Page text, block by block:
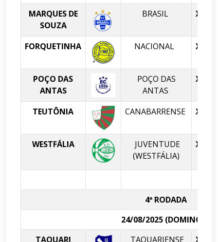
MARQUES DE
SOUZA
BRASIL X
FORQUETINHA NACIONAL X
POÇO DAS
ANTAS
POÇO DAS
ANTAS
X
TEUTÔNIA CANABARRENSE X
WESTFÁLIA
JUVENTUDE
(WESTFÁLIA)
X
4ª RODADA
24/08/2025 (DOMINGO)
TAQUARI
TAQUARIENSE X